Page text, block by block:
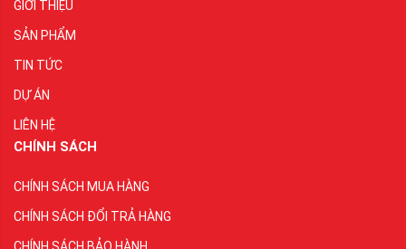
GIỚI THIỆU
SẢN PHẨM
TIN TỨC
DỰ ÁN
LIÊN HỆ
CHÍNH SÁCH
CHÍNH SÁCH MUA HÀNG
CHÍNH SÁCH ĐỔI TRẢ HÀNG
CHÍNH SÁCH BẢO HÀNH